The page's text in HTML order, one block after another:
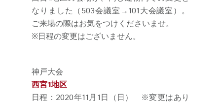
なりました（503会議室→101大会議室）。
ご来場の際はお気をつけくださいませ。
※日程の変更はございません。
神戸大会
西宮1地区
日程：2020年11月1日（日） ※変更はあり